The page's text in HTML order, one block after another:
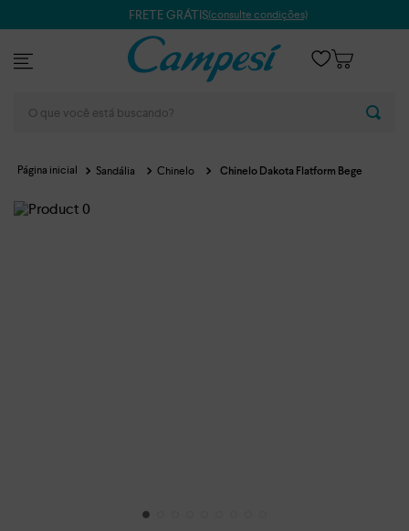
FRETE GRÁTIS(consulte condições)
Sandália Chinelo Chinelo Dakota Flatform Bege